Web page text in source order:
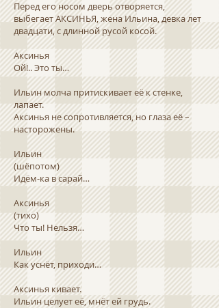
Перед его носом дверь отворяется,
выбегает АКСИНЬЯ, жена Ильина, девка лет
двадцати, с длинной русой косой.
Аксинья
Ой!.. Это ты…
Ильин молча притискивает её к стенке,
лапает.
Аксинья не сопротивляется, но глаза её –
насторожены.
Ильин
(шёпотом)
Идём-ка в сарай…
Аксинья
(тихо)
Что ты! Нельзя…
Ильин
Как уснёт, приходи…
Аксинья кивает.
Ильин целует её, мнёт ей грудь.